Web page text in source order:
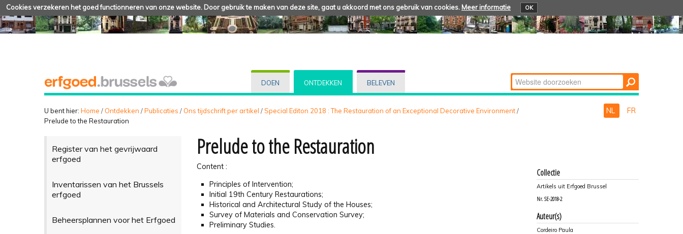
Cookies verzekeren het goed functionneren van onze website. Door gebruik te maken van deze site, gaat u akkoord met ons gebruik van cookies. Meer informatie OK
DOEN ONTDEKKEN BELEVEN Zoek
Geavanceerd
U bent hier: Home / Ontdekken /Publicaties / Ons tijdschrift per artikel /Special Editon 2018 : The Restauration of an Exceptional Decorative Environment/
Prelude to the Restauration
NL FR
Register van het gevrijwaard
erfgoed
Inventarissen van het Brussels
erfgoed
Beheersplannen voor het Erfgoed
Prelude to the Restauration
Content :
Principles of Intervention;
Initial 19th Century Restaurations;
Historical and Architectural Study of the Houses;
Survey of Materials and Conservation Survey;
Preliminary Studies.
Collectie
Artikels uit Erfgoed Brussel
Nr. SE-2018-2
Auteur(s)
Cordeiro Paula